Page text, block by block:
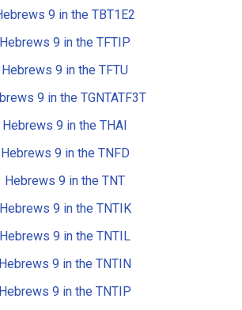
9 in the TBT1E2
Hebrews 9 in the TFTIP
Hebrews 9 in the TFTU
9 in the TGNTATF3T
Hebrews 9 in the THAI
Hebrews 9 in the TNFD
Hebrews 9 in the TNT
Hebrews 9 in the TNTIK
Hebrews 9 in the TNTIL
Hebrews 9 in the TNTIN
Hebrews 9 in the TNTIP